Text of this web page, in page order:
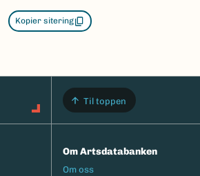
Kopier sitering
Til toppen
Om Artsdatabanken
Footermeny
Om oss